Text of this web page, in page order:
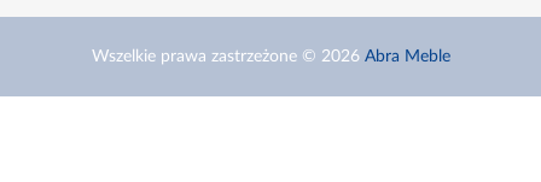
Wszelkie prawa zastrzeżone © 2026 Abra Meble